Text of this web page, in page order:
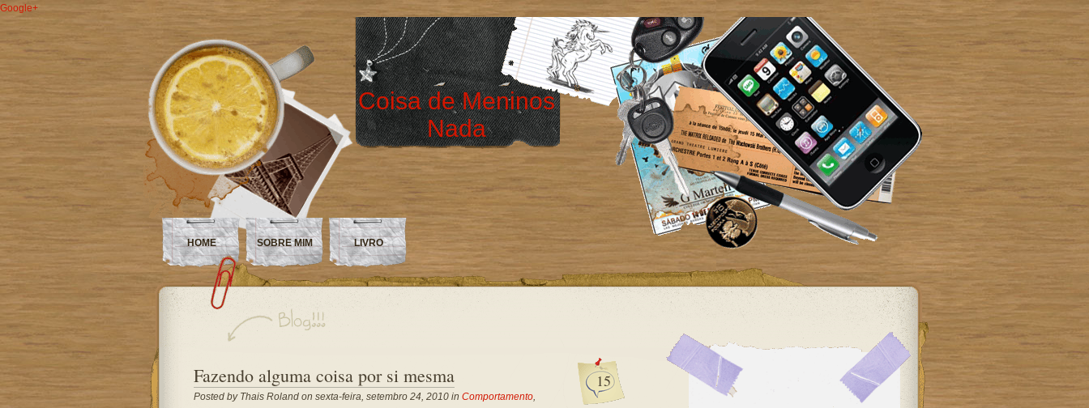
Google+
Coisa de Meninos
Nada
HOME SOBRE MIM LIVRO
15
Fazendo alguma coisa por si mesma
Posted by Thais Rolandon sexta-feira, setembro 24, 2010 in Comportamento,